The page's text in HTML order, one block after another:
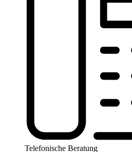
Telefonische Beratung